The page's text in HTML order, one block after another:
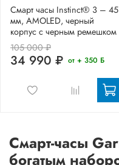
Смарт часы Instinct® 3 – 45
мм, AMOLED, черный
корпус с черным ремешком
105 000 ₽
34 990 ₽ от + 350 Б
Смарт-часы
богатым